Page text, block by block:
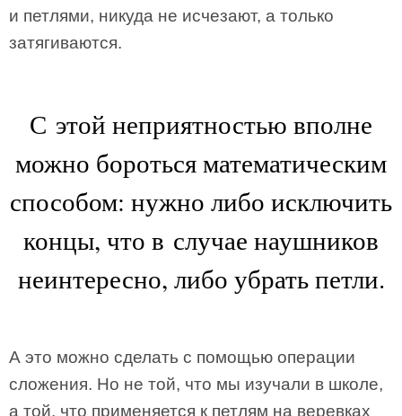
и петлями, никуда не исчезают, а только
затягиваются.
С этой неприятностью вполне
можно бороться математическим
способом: нужно либо исключить
концы, что в случае наушников
неинтересно, либо убрать петли.
А это можно сделать с помощью операции
сложения. Но не той, что мы изучали в школе,
а той, что применяется к петлям на веревках